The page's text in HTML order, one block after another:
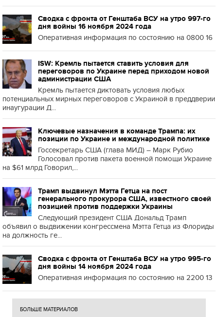
Сводка с фронта от Генштаба ВСУ на утро 997-го
дня войны 16 ноября 2024 года
Оперативная информация по состоянию на 0800 16
ISW: Кремль пытается ставить условия для
переговоров по Украине перед приходом новой
администрации США
Кремль пытается диктовать условия любых
потенциальных мирных переговоров с Украиной в преддверии
инаугурации Д...
Ключевые назначения в команде Трампа: их
позиции по Украине и международной политике
Госсекретарь США (глава МИД) – Марк Рубио
Голосовал против пакета военной помощи Украине
на $61 млрд Говорил,...
Трамп выдвинул Мэтта Гетца на пост
генерального прокурора США, известного своей
позицией против поддержки Украины
Следующий президент США Дональд Трамп
объявил о выдвижении конгрессмена Мэтта Гетца из Флориды
на должность ге...
Сводка с фронта от Генштаба ВСУ на утро 995-го
дня войны 14 ноября 2024 года
Оперативная информация по состоянию на 2200 13
БОЛЬШЕ МАТЕРИАЛОВ